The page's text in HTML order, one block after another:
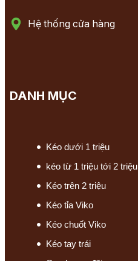
Hệ thống cửa hàng
DANH MỤC
Kéo dưới 1 triệu
kéo từ 1 triệu tới 2 triệu
Kéo trên 2 triệu
Kéo tỉa Viko
Kéo chuốt Viko
Kéo tay trái